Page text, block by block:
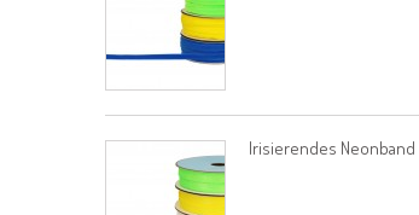
Irisierendes Neonband